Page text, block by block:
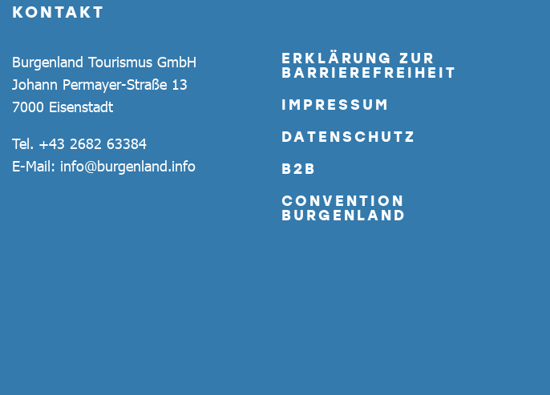
KONTAKT
Burgenland Tourismus GmbH
Johann Permayer-Straße 13
7000 Eisenstadt
Tel. +43 2682 63384
E-Mail: info@burgenland.info
ERKLÄRUNG ZUR
BARRIEREFREIHEIT
IMPRESSUM
DATENSCHUTZ
B2B
CONVENTION
BURGENLAND